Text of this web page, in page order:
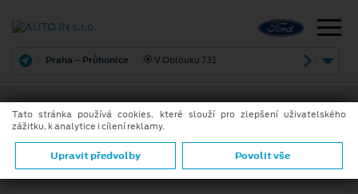
Praha – Průhonice V Oblouku 731
16. 8. 2021
Tato stránka používá cookies, které slouží pro zlepšení uživatelského
zážitku, k analytice i cílení reklamy.
Upravit předvolby Povolit vše